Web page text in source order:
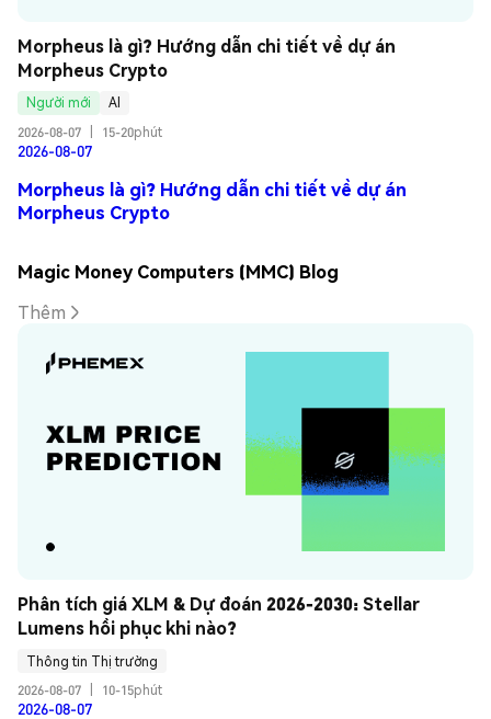
Morpheus là gì? Hướng dẫn chi tiết về dự án
Morpheus Crypto
Người mới
AI
2026-08-07
15-20phút
2026-08-07
Morpheus là gì? Hướng dẫn chi tiết về dự án
Morpheus Crypto
Magic Money Computers (MMC) Blog
Thêm
Phân tích giá XLM & Dự đoán 2026-2030: Stellar
Lumens hồi phục khi nào?
Thông tin Thị trường
2026-08-07
10-15phút
2026-08-07